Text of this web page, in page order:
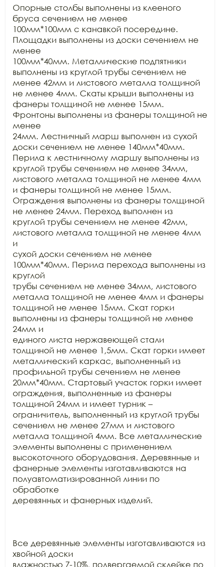
Опорные столбы выполнены из клееного
бруса сечением не менее
100мм*100мм с канавкой посередине.
Площадки выполнены из доски сечением не
менее
100мм*40мм. Металлические подпятники
выполнены из круглой трубы сечением не
менее 42мм и листового металла толщиной
не менее 4мм. Скаты крыши выполнены из
фанеры толщиной не менее 15мм.
Фронтоны выполнены из фанеры толщиной не
менее
24мм. Лестничный марш выполнен из сухой
доски сечением не менее 140мм*40мм.
Перила к лестничному маршу выполнены из
круглой трубы сечением не менее 34мм,
листового металла толщиной не менее 4мм
и фанеры толщиной не менее 15мм.
Ограждения выполнены из фанеры толщиной
не менее 24мм. Переход выполнен из
круглой трубы сечением не менее 42мм,
листового металла толщиной не менее 4мм
и
сухой доски сечением не менее
100мм*40мм. Перила перехода выполнены из
круглой
трубы сечением не менее 34мм, листового
металла толщиной не менее 4мм и фанеры
толщиной не менее 15мм. Скат горки
выполнены из фанеры толщиной не менее
24мм и
единого листа нержавеющей стали
толщиной не менее 1,5мм. Скат горки имеет
металлический каркас, выполненный из
профильной трубы сечением не менее
20мм*40мм. Стартовый участок горки имеет
ограждения, выполненные из фанеры
толщиной 24мм и имеет турник –
ограничитель, выполненный из круглой трубы
сечением не менее 27мм и листового
металла толщиной 4мм. Все металлические
элементы выполнены с применением
высокоточного оборудования. Деревянные и
фанерные элементы изготавливаются на
полуавтоматизированной линии по
обработке
деревянных и фанерных изделий.
Все деревянные элементы изготавливаются из
хвойной доски
влажностью 7-10%, подвергаемой склейке по